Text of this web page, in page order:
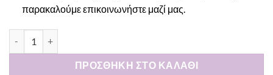
παρακαλούμεεπικοινωνήστε μαζί μας.
ΠΡΟΣΘΉΚΗ ΣΤΟ ΚΑΛΆΘΙ